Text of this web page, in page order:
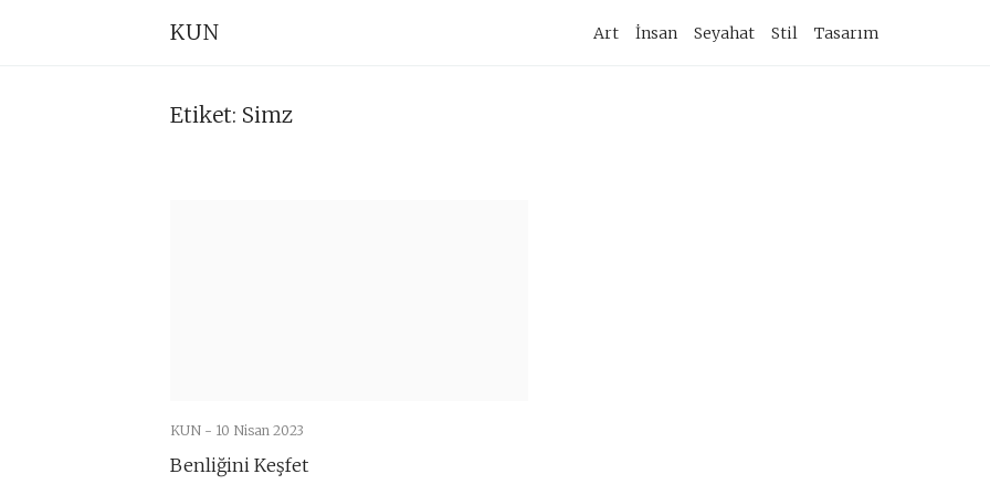
KUN Art İnsan Seyahat Stil Tasarım
Etiket: Simz
KUN - 10 Nisan 2023
Benliğini Keşfet